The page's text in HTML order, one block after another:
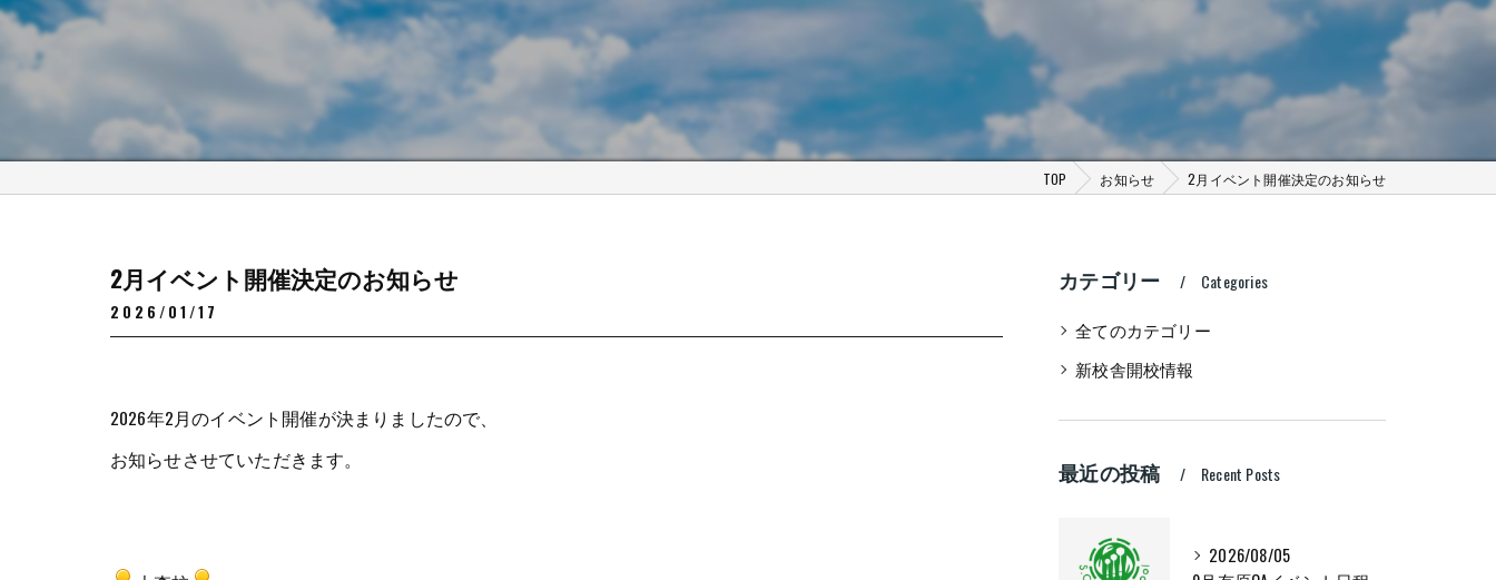
TOP お知らせ 2月イベント開催決定のお知らせ
2月イベント開催決定のお知らせ
2026/01/17
2026年2月のイベント開催が決まりましたので、
お知らせさせていただきます。
カテゴリー Categories
全てのカテゴリー
新校舎開校情報
最近の投稿 Recent Posts
2026/08/05